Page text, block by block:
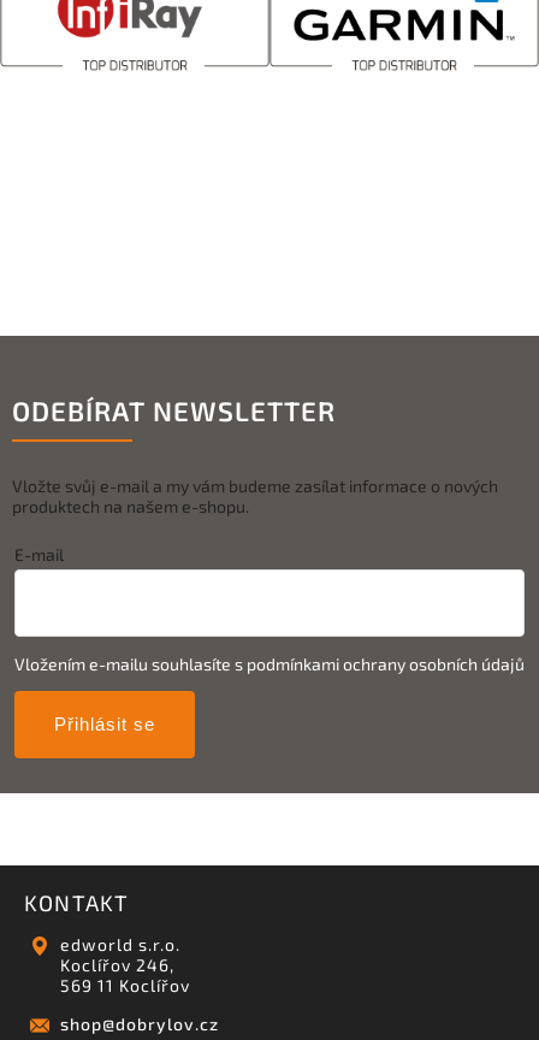
ODEBÍRAT NEWSLETTER
Vložte svůj e-mail a my vám budeme zasílat informace o nových
produktech na našem e-shopu.
E-mail
Vložením e-mailu souhlasíte s podmínkami ochrany osobních údajů
Přihlásit se
KONTAKT
edworld s.r.o.
Koclířov 246,
569 11 Koclířov
shop@dobrylov.cz